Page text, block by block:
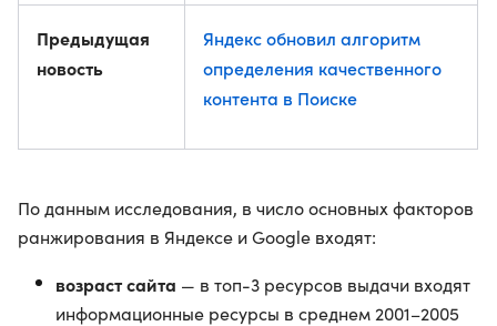
Предыдущая
новость
Яндекс обновил алгоритм
определения качественного
контента в Поиске
По данным исследования, в число основных факторов
ранжирования в Яндексе и Google входят:
возраст сайта — в топ-3 ресурсов выдачи входят
информационные ресурсы в среднем 2001–2005